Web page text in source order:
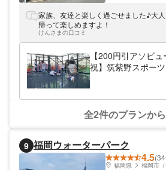
ボウリングなどの
けます。人気のボ
れたり、お子さ
ックで遊んだり、
イできます♪
家族、友達と楽しく過ごせました♪大
帰って楽しめますよ！
けんさまの口コミ
【200円引アソビ
祝】筑紫野スポー
全2件のプランか
9 福岡ウォーターパーク
4.5
福岡県 福岡市